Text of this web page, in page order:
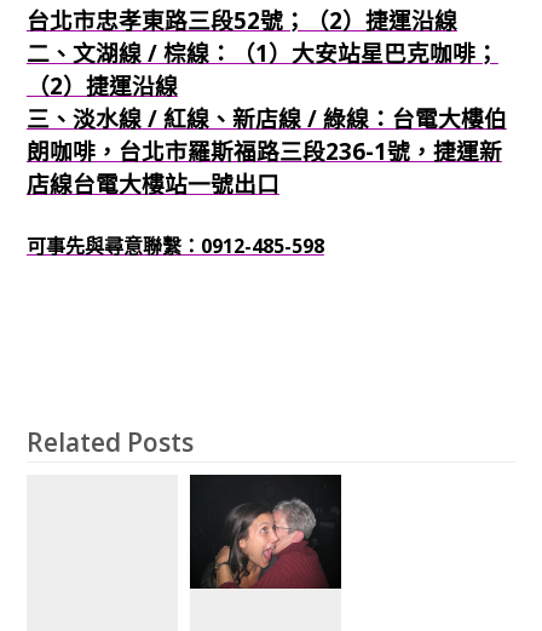
台北市忠孝東路三段52號；（2）捷運沿線
二、文湖線 / 棕線：（1）大安站星巴克咖啡；
（2）捷運沿線
三、淡水線 / 紅線、新店線 / 綠線：台電大樓伯
朗咖啡，台北市羅斯福路三段236-1號，捷運新
店線台電大樓站一號出口
可事先與尋意聯繫：0912-485-598
Related Posts